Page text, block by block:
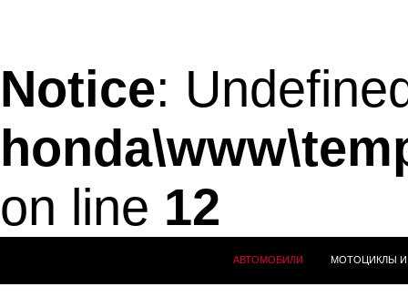
Notice:
on line 12
АВТОМОБИЛИ МОТОЦИКЛЫ И